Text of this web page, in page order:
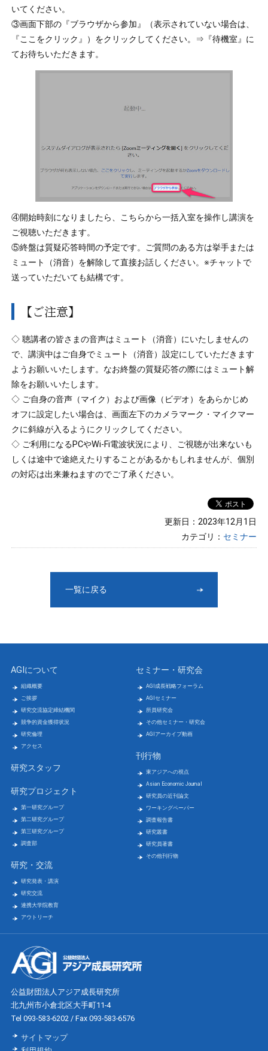
いてください。
③画面下部の『ブラウザから参加』（表示されていない場合は、
『ここをクリック』）をクリックしてください。⇒『待機室』に
てお待ちいただきます。
④開始時刻になりましたら、こちらから一括入室を操作し講演を
ご視聴いただきます。
⑤終盤は質疑応答時間の予定です。ご質問のある方は挙手または
ミュート（消音）を解除して直接お話しください。※チャットで
送っていただいても結構です。
【ご注意】
◇ 聴講者の皆さまの音声はミュート（消音）にいたしませんの
で、講演中はご自身でミュート（消音）設定にしていただきます
ようお願いいたします。なお終盤の質疑応答の際にはミュート解
除をお願いいたします。
◇ ご自身の音声（マイク）および画像（ビデオ）をあらかじめ
オフに設定したい場合は、画面左下のカメラマーク・マイクマー
クに斜線が入るようにクリックしてください。
◇ ご利用になるPCやWi-Fi電波状況により、ご視聴が出来ないも
しくは途中で途絶えたりすることがあるかもしれませんが、個別
の対応は出来兼ねますのでご了承ください。
更新日：2023年12月1日
カテゴリ： セミナー
一覧に戻る
AGIについて
組織概要
ご挨拶
研究交流協定締結機関
競争的資金獲得状況
研究倫理
アクセス
研究スタッフ
研究プロジェクト
第一研究グループ
第二研究グループ
第三研究グループ
調査部
研究・交流
研究発表・講演
研究交流
連携大学院教育
アウトリーチ
セミナー・研究会
AGI成長戦略フォーラム
AGIセミナー
所員研究会
その他セミナー・研究会
AGIアーカイブ動画
刊行物
東アジアへの視点
Asian Economic Journal
研究員の近刊論文
ワーキングペーパー
調査報告書
研究叢書
研究員著書
その他刊行物
公益財団法人アジア成長研究所
北九州市小倉北区大手町11-4
Tel 093-583-6202 / Fax 093-583-6576
サイトマップ